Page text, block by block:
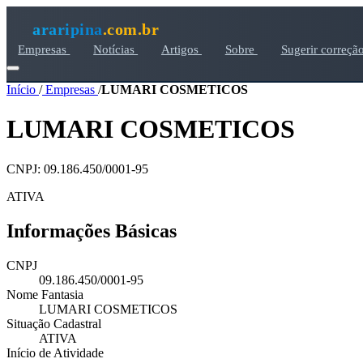
araripina.com.br
Empresas Notícias Artigos Sobre Sugerir
Início /Empresas /LUMARI COSMETICOS
LUMARI COSMETICOS
CNPJ: 09.186.450/0001-95
ATIVA
Informações Básicas
CNPJ
09.186.450/0001-95
Nome Fantasia
LUMARI COSMETICOS
Situação Cadastral
ATIVA
Início de Atividade